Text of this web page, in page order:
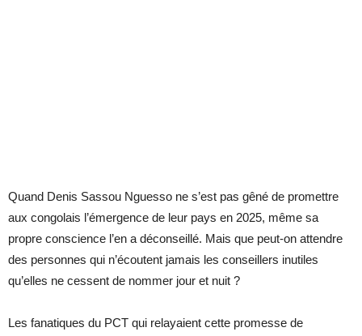
Quand Denis Sassou Nguesso ne s’est pas gêné de promettre
aux congolais l’émergence de leur pays en 2025, même sa
propre conscience l’en a déconseillé. Mais que peut-on attendre
des personnes qui n’écoutent jamais les conseillers inutiles
qu’elles ne cessent de nommer jour et nuit ?
Les fanatiques du PCT qui relayaient cette promesse de